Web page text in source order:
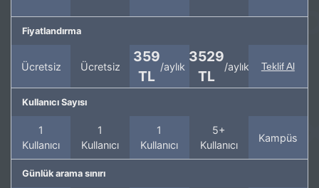
Fiyatlandırma
Ücretsiz Ücretsiz
359
TL
/aylık
3529
TL
/aylık Teklif Al
Kullanıcı Sayısı
1
Kullanıcı
1
Kullanıcı
1
Kullanıcı
5+
Kullanıcı
Kampüs
Günlük arama sınırı